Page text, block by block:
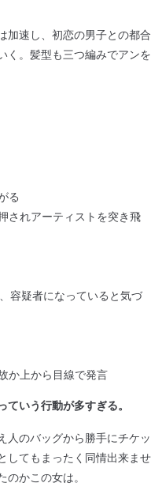
加速し、初恋の男子との都合
く。髪型も三つ編みでアンを
る
されアーティストを突き飛
容疑者になっていると気づ
か上から目線で発言
いう行動が多すぎる。
人のバッグから勝手にチケッ
してもまったく同情出来ませ
かこの女は。